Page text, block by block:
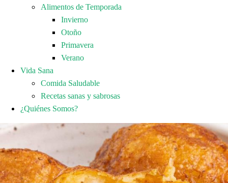
Alimentos de Temporada
Invierno
Otoño
Primavera
Verano
Vida Sana
Comida Saludable
Recetas sanas y sabrosas
¿Quiénes Somos?